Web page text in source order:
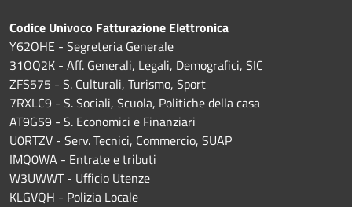
Codice Univoco Fatturazione Elettronica
Y62OHE - Segreteria Generale
31OQ2K - Aff. Generali, Legali, Demografici, SIC
ZFS575 - S. Culturali, Turismo, Sport
7RXLC9 - S. Sociali, Scuola, Politiche della casa
AT9G59 - S. Economici e Finanziari
U0RTZV - Serv. Tecnici, Commercio, SUAP
IMQ0WA - Entrate e tributi
W3UWWT - Ufficio Utenze
KLGVQH - Polizia Locale